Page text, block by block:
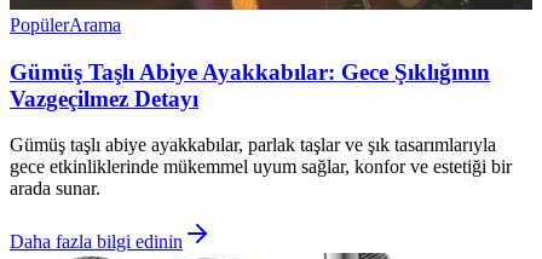
PopülerArama
Gümüş Taşlı Abiye Ayakkabılar: Gece Şıklığının
Vazgeçilmez Detayı
Gümüş taşlı abiye ayakkabılar, parlak taşlar ve şık tasarımlarıyla
gece etkinliklerinde mükemmel uyum sağlar, konfor ve estetiği bir
arada sunar.
Daha fazla bilgi edinin